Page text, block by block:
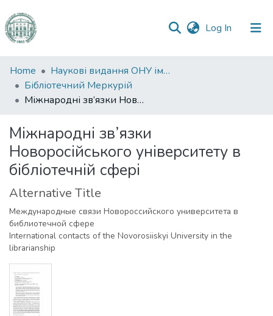
Log In (current)
Communities
&
Collections
Statistics
Home
Наукові видання ОНУ імені І. І. Мечникова
Бібліотечний Меркурій
Міжнародні зв’язки Новоросійського університету в бібліотечній сфері
Міжнародні зв’язки
Новоросійського університету в
бібліотечній сфері
Alternative Title
Международные связи Новороссийского университета в
библиотечной сфере
International contacts of the Novorosiiskyi University in the
librarianship